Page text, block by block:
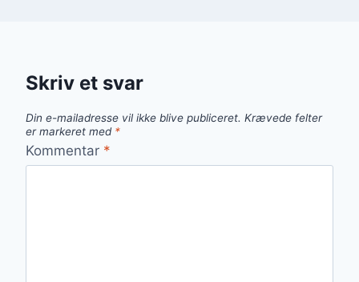
Skriv et svar
Din e-mailadresse vil ikke blive publiceret. Krævede felter
er markeret med *
Kommentar *